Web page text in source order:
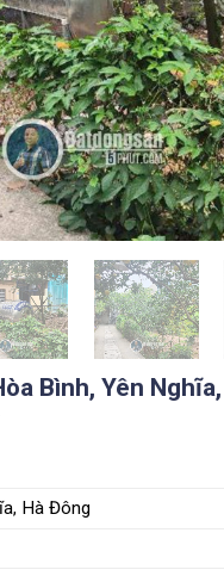
Bình, Yên
Hà Đông